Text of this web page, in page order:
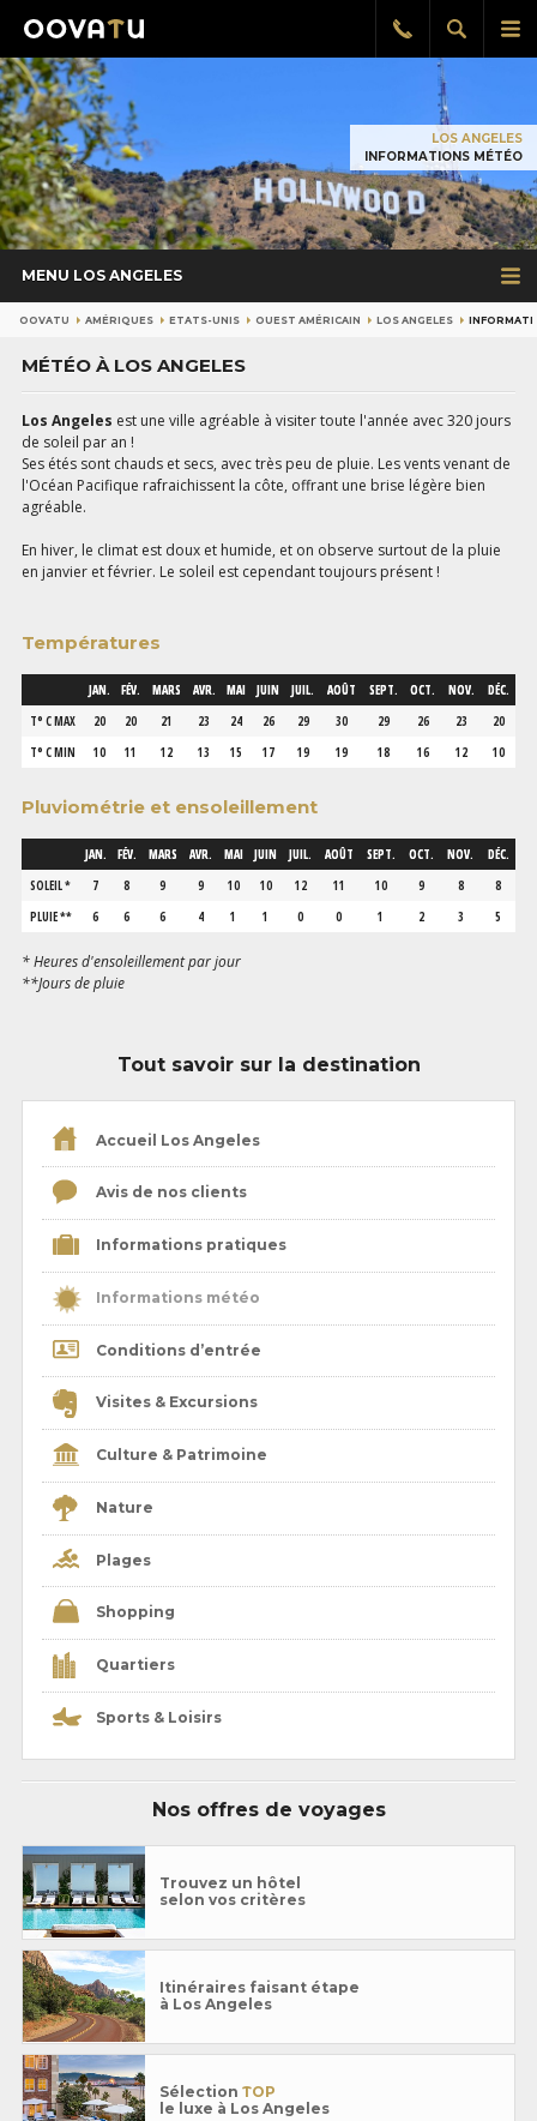
le
Afficher
la
Rappel
gratuit
LOS ANGELES
INFORMATIONS MÉTÉO
MENU LOS ANGELES
OOVATU AMÉRIQUES ETATS-UNIS OUEST AMÉRICAIN LOS ANGELES
MÉTÉO À LOS ANGELES
Los Angeles est une ville agréable à visiter toute l'année avec 320 jours
de soleil par an !
Ses étés sont chauds et secs, avec très peu de pluie. Les vents venant de
l'Océan Pacifique rafraichissent la côte, offrant une brise légère bien
agréable.
En hiver, le climat est doux et humide, et on observe surtout de la pluie
en janvier et février. Le soleil est cependant toujours présent !
Températures
JAN. FÉV. MARS AVR. MAI JUIN JUIL. AOÛT SEPT. OCT. NOV.
DÉC.
T° C MAX
20 20 21 23 24 26 29 30 29 26 23
20
T° C MIN
10 11 12 13 15 17 19 19 18 16 12 10
Pluviométrie et ensoleillement
JAN. FÉV. MARS AVR. MAI JUIN JUIL. AOÛT SEPT. OCT. NOV.
DÉC.
SOLEIL *
7 8 9 9 10 10 12 11 10 9 8
8
PLUIE **
6 6 6 4 1 1 0 0 1 2 3 5
* Heures d'ensoleillement par jour
**Jours de pluie
Tout savoir sur la destination
Accueil Los Angeles
Avis de nos clients
Informations pratiques
Informations météo
Conditions d’entrée
Visites & Excursions
Culture & Patrimoine
Nature
Plages
Shopping
Quartiers
Sports & Loisirs
Nos offres de voyages
Trouvez un hôtel
selon vos critères
Itinéraires faisant étape
à Los Angeles
Sélection TOP
le luxe à Los Angeles